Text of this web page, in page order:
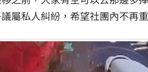
屬私人糾紛，希望社團內不再